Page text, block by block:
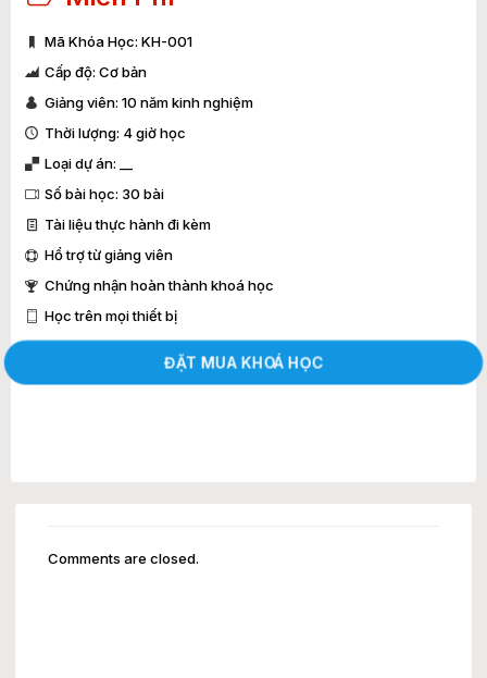
Mã Khóa Học: KH-001
Cấp độ: Cơ bản
Giảng viên: 10 năm kinh nghiệm
Thời lượng: 4 giờ học
Loại dự án: __
Số bài học: 30 bài
Tài liệu thực hành đi kèm
Hổ trợ từ giảng viên
Chứng nhận hoàn thành khoá học
Học trên mọi thiết bị
ĐẶT MUA KHOÁ HỌC
Comments are closed.